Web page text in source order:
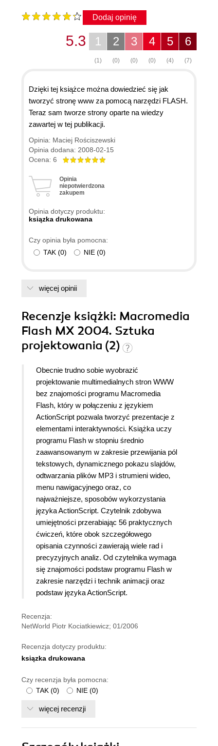
Dodaj opinię
6
(7)
5
(4)
4
(0)
3
(0)
2
(0)
1
(1)
5.3
Dzięki tej książce można dowiedzieć się jak
tworzyć stronę www za pomocą narzędzi FLASH.
Teraz sam tworze strony oparte na wiedzy
zawartej w tej publikacji.
Opinia: Maciej Rościszewski
Opinia dodana: 2008-02-15
Ocena: 6
Opinia
niepotwierdzona
zakupem
Opinia dotyczy produktu:
ksiązka drukowana
Czy opinia była pomocna:
TAK (0) NIE (0)
więcej opinii
Recenzje książki: Macromedia
Flash MX 2004. Sztuka
projektowania (2)
Obecnie trudno sobie wyobrazić
projektowanie multimedialnych stron WWW
bez znajomości programu Macromedia
Flash, który w połączeniu z językiem
ActionScript pozwala tworzyć prezentacje z
elementami interaktywności. Książka uczy
programu Flash w stopniu średnio
zaawansowanym w zakresie przewijania pól
tekstowych, dynamicznego pokazu slajdów,
odtwarzania plików MP3 i strumieni wideo,
menu nawigacyjnego oraz, co
najważniejsze, sposobów wykorzystania
języka ActionScript. Czytelnik zdobywa
umiejętności przerabiając 56 praktycznych
ćwiczeń, które obok szczegółowego
opisania czynności zawierają wiele rad i
precyzyjnych analiz. Od czytelnika wymaga
się znajomości podstaw programu Flash w
zakresie narzędzi i technik animacji oraz
podstaw języka ActionScript.
Recenzja:
NetWorld Piotr Kociatkiewicz; 01/2006
Recenzja dotyczy produktu:
ksiązka drukowana
Czy recenzja była pomocna:
TAK (0) NIE (0)
więcej recenzji